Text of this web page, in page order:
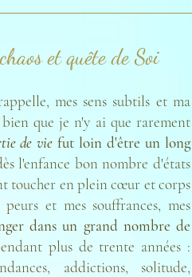
et quête de Soi
mes sens subtils et ma
que je n'y ai que rarement
de vie fut loin d'être un long
l'enfance bon nombre d'états
toucher en plein cœur et corps
et mes souffrances, mes
dans un grand nombre de
plus de trente années :
addictions, solitude,